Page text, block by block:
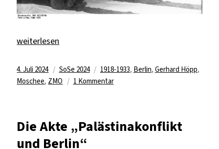
„Kulturelle Brücken – Zur ersten Moschee in Berlin“
weiterlesen
Veröffentlicht
am
4. Juli 2024 Kategorien
SoSe 2024 Schlagwörter
1918-1933, Berlin, Gerhard Höpp,
Moschee, ZMO 1 Kommentarzu
Zur
Die Akte „Palästinakonflikt
und Berlin“